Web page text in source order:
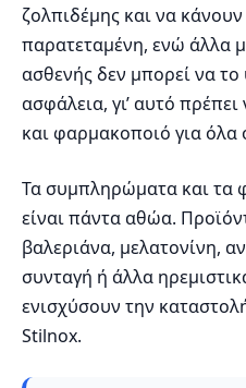
ζολπιδέμης και να
παρατεταμένη, ενώ άλλα
ασθενής δεν μπορεί να
ασφάλεια, γι’ αυτό
και φαρμακοποιό για όλα
Τα συμπληρώματα και τα
είναι πάντα αθώα.
βαλεριάνα, μελατονίνη,
συνταγή ή άλλα
ενισχύσουν την
Stilnox.